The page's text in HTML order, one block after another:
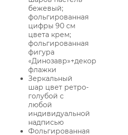
бежевый;
фольгированная
цифры 90 см
цвета крем;
фольгированная
фигура
«Динозавр»+декор
флажки
Зеркальный
шар цвет ретро-
голубой с
любой
индивидуальной
надписью
Фольгированная